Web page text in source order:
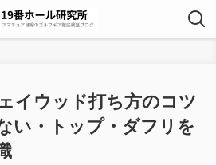
イウッド打ち方のコツ
い・トップ・ダフリを